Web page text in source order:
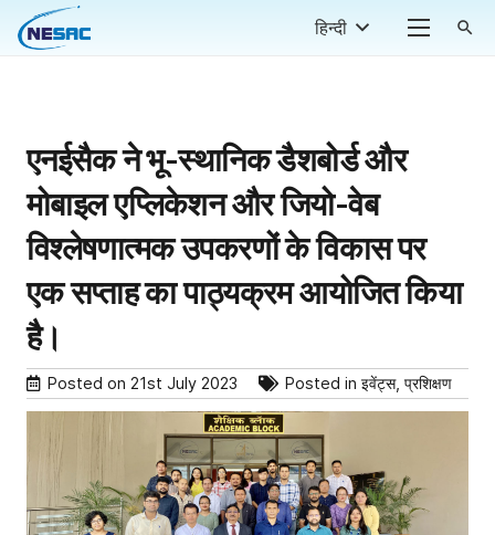
हिन्दी search
एनईसैक ने भू-स्थानिक डैशबोर्ड और
मोबाइल एप्लिकेशन और जियो-वेब
विश्लेषणात्मक उपकरणों के विकास पर
एक सप्ताह का पाठ्यक्रम आयोजित किया
है।
Posted on 21st July 2023 Posted in इवेंट्स, प्रशिक्षण